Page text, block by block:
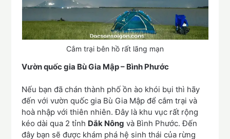
Cắm trại bên hồ rất lãng mạn
Vườn quốc gia Bù Gia Mập – Bình Phước
Nếu bạn đã chán thành phố ồn ào khói bụi thì hãy
đến với vườn quốc gia Bù Gia Mập để cắm trại và
hoà nhập với thiên nhiên. Đây là khu vục rất rộng
kéo dài qua 2 tỉnh Dắk Nông và Bình Phước. Đến
đây bạn sẽ được khám phá hệ sinh thái của rừng